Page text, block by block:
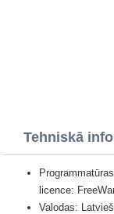
Tehniskā
Programmatūras
licence:
Valodas: